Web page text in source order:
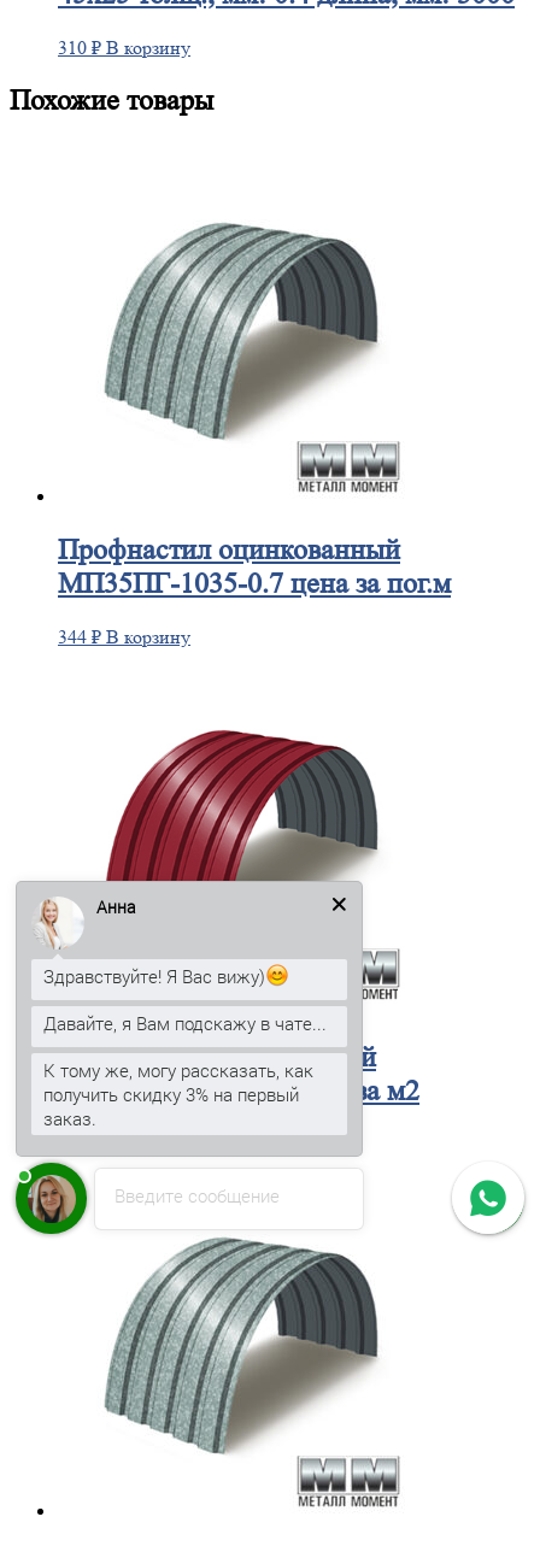
310 ₽ В корзину
Похожие товары
Профнастилоцинкованный
МП35ПГ-1035-0.7 цена за пог.м
344 ₽ В корзину
Профнастилокрашенный
МП35ПГ-1035-0.5 цена за м2
Введите сообщение
Анна
Здравствуйте! Я Вас вижу)
Давайте, я Вам подскажу в чате...
К тому же, могу рассказать, как
получить скидку 3% на первый
заказ.